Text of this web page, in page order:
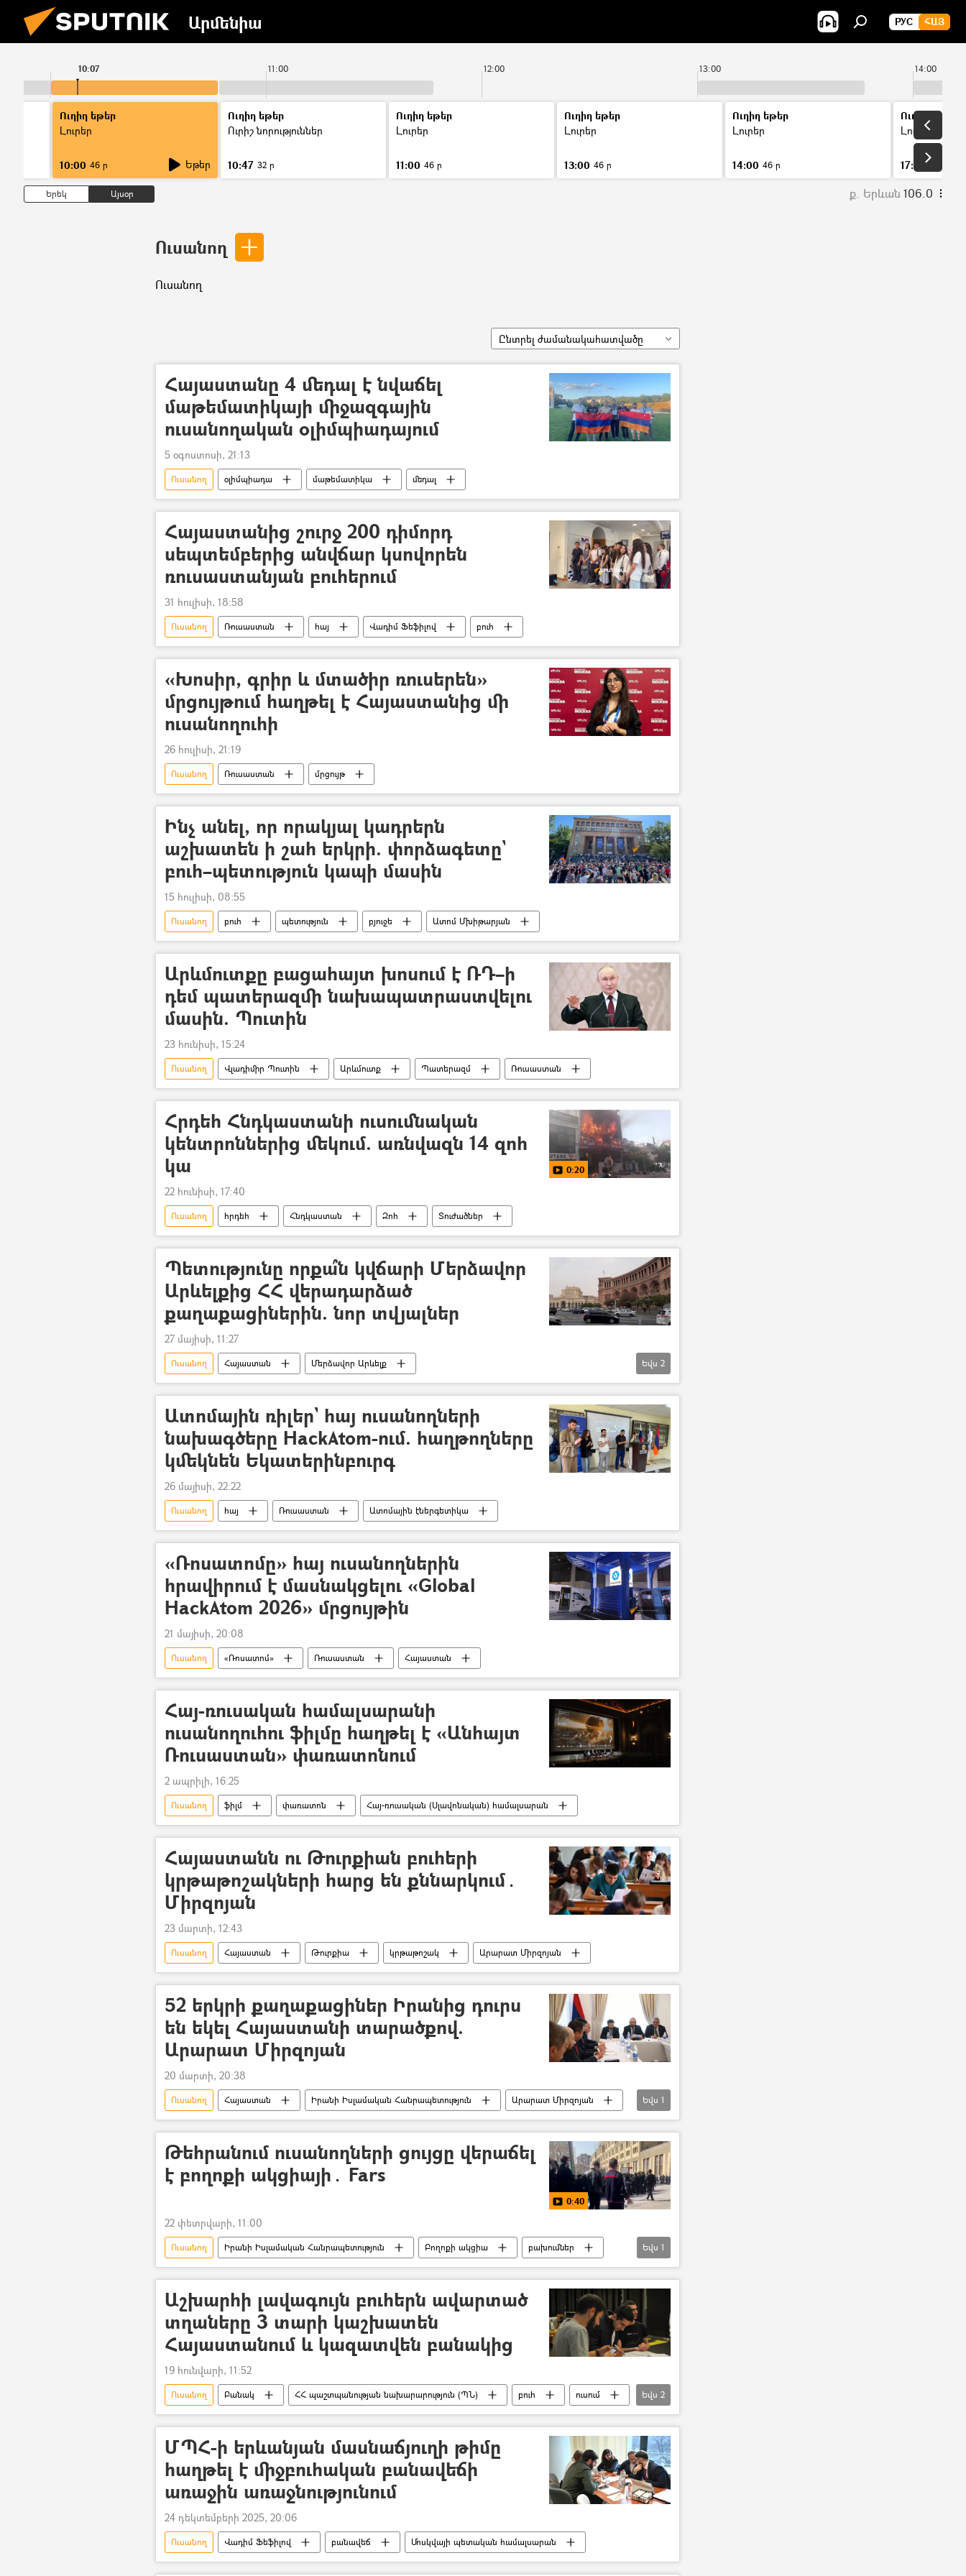
Արմենիա РУС ՀԱՅ
11:00 12:00 13:00 14:00
10:07
Ուղիղ եթեր
Լուրեր
10:00 46 ր Եթեր
Ուղիղ եթեր
Ուրիշ նորություններ
10:47 32 ր
Ուղիղ եթեր
Լուրեր
11:00 46 ր
Ուղիղ եթեր
Լուրեր
13:00 46 ր
Ուղիղ եթեր
Լուրեր
14:00 46 ր
Ուղիղ եթեր
Լուրեր
17:00
Երեկ Այսօր ք. Երևան 106.0
Ուսանող
Ուսանող
Ընտրել ժամանակահատվածը
Հայաստանը 4 մեդալ է նվաճել
մաթեմատիկայի միջազգային
ուսանողական օլիմպիադայում
5 օգոստոսի, 21:13
Ուսանող օլիմպիադա մաթեմատիկա մեդալ
Հայաստանից շուրջ 200 դիմորդ
սեպտեմբերից անվճար կսովորեն
ռուսաստանյան բուհերում
31 հուլիսի, 18:58
Ուսանող Ռուսաստան հայ Վադիմ Ֆեֆիլով բուհ
«Խոսիր, գրիր և մտածիր ռուսերեն»
մրցույթում հաղթել է Հայաստանից մի
ուսանողուհի
26 հուլիսի, 21:19
Ուսանող Ռուսաստան մրցույթ
Ինչ անել, որ որակյալ կադրերն
աշխատեն ի շահ երկրի. փորձագետը`
բուհ–պետություն կապի մասին
15 հուլիսի, 08:55
Ուսանող բուհ պետություն բյուջե Ատոմ Մխիթարյան
Արևմուտքը բացահայտ խոսում է ՌԴ–ի
դեմ պատերազմի նախապատրաստվելու
մասին. Պուտին
23 հունիսի, 15:24
Ուսանող Վլադիմիր Պուտին Արևմուտք Պատերազմ Ռուսաստան
Հրդեհ Հնդկաստանի ուսումնական
կենտրոններից մեկում. առնվազն 14 զոհ
կա
0:20
22 հունիսի, 17:40
Ուսանող հրդեհ Հնդկաստան Զոհ Տուժածներ
Պետությունը որքա՞ն կվճարի Մերձավոր
Արևելքից ՀՀ վերադարձած
քաղաքացիներին. նոր տվյալներ
27 մայիսի, 11:27
Ուսանող Հայաստան
Մերձավոր Արևելք
Արտաքին գործերի նախարարություն (ԱԳՆ)
տոմս Հնդկաստան
Եվս 2
Ատոմային ռիլեր` հայ ուսանողների
նախագծերը HackAtom-ում. հաղթողները
կմեկնեն Եկատերինբուրգ
26 մայիսի, 22:22
Ուսանող հայ Ռուսաստան Ատոմային էներգետիկա
«Ռոսատոմը» հայ ուսանողներին
հրավիրում է մասնակցելու «Global
HackAtom 2026» մրցույթին
21 մայիսի, 20:08
Ուսանող «Ռոսատոմ» Ռուսաստան Հայաստան
Հայ-ռուսական համալսարանի
ուսանողուհու ֆիլմը հաղթել է «Անհայտ
Ռուսաստան» փառատոնում
2 ապրիլի, 16:25
Ուսանող ֆիլմ փառատոն Հայ-ռուսական (Սլավոնական) համալսարան
Հայաստանն ու Թուրքիան բուհերի
կրթաթոշակների հարց են քննարկում․
Միրզոյան
23 մարտի, 12:43
Ուսանող Հայաստան Թուրքիա կրթաթոշակ Արարատ Միրզոյան
52 երկրի քաղաքացիներ Իրանից դուրս
են եկել Հայաստանի տարածքով.
Արարատ Միրզոյան
20 մարտի, 20:38
Ուսանող Հայաստան Իրանի Իսլամական Հանրապետություն
Արարատ Միրզոյան
Սահման
Եվս 1
Թեհրանում ուսանողների ցույցը վերաճել
է բողոքի ակցիայի․ Fars
0:40
22 փետրվարի, 11:00
Ուսանող Իրանի Իսլամական Հանրապետություն Բողոքի ակցիա
բախումներ
Տեսանյութեր
Եվս 1
Աշխարհի լավագույն բուհերն ավարտած
տղաները 3 տարի կաշխատեն
Հայաստանում և կազատվեն բանակից
19 հունվարի, 11:52
Ուսանող Բանակ ՀՀ պաշտպանության նախարարություն (ՊՆ) բուհ
ուսում
կրթություն
Կրթության, գիտության, մշակույթի և սպորտի նախարարություն (ԿԳՄՍ)
Եվս 2
ՄՊՀ-ի երևանյան մասնաճյուղի թիմը
հաղթել է միջբուհական բանավեճի
առաջին առաջնությունում
24 դեկտեմբերի 2025, 20:06
Ուսանող Վադիմ Ֆեֆիլով բանավեճ Մոսկվայի պետական համալսարան